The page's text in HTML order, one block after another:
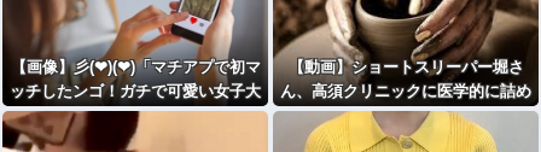
【画像】彡(❤︎)(❤︎)「マチアプで初マ
ッチしたンゴ！ガチで可愛い女子大
生
」ｼｺｼｺｼｺｼｺｼｺ
【動画】ショートスリーパー堀さ
ん、高須クリニックに医学的に詰め
られてガチ切れｗｗｗ